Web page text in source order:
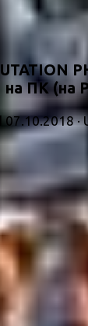
ПК (на
07.10.2018·